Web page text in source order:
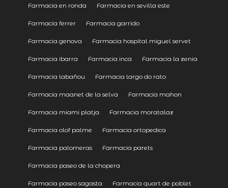
Farmacia en ronda Farmacia en sevilla este
Farmacia ferrer Farmacia garrido
Farmacia genova Farmacia hospital miguel servet
Farmacia ibarra Farmacia inca Farmacia la zenia
Farmacia labañou Farmacia largo do rato
Farmacia maanet de la selva Farmacia mahon
Farmacia miami platja Farmacia moratalaz
Farmacia olof palme Farmacia ortopedica
Farmacia palomeras Farmacia parets
Farmacia paseo de la chopera
Farmacia paseo sagasta Farmacia quart de poblet